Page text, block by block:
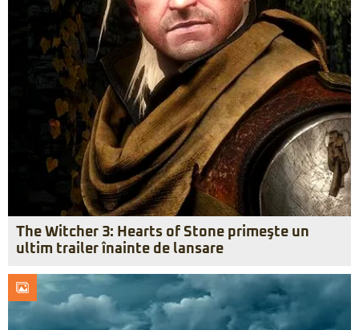
The Witcher 3: Hearts of Stone primeşte un
ultim trailer înainte de lansare